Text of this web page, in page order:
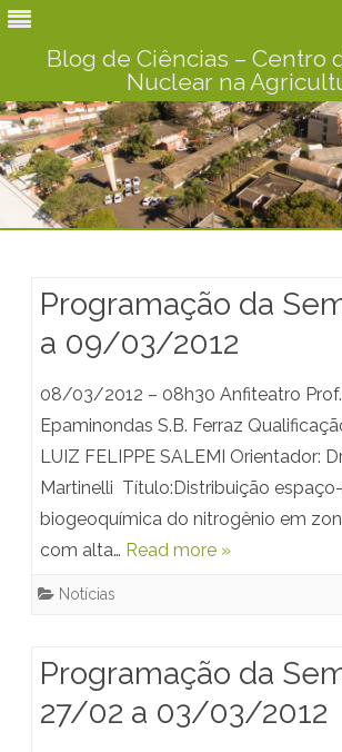
Blog de Ciências – Centro
Nuclear na
Programação da
a 09/03/2012
08/03/2012 – 08h30 Anfiteatro Prof.
Epaminondas S.B. Ferraz
LUIZ FELIPPE SALEMI Orientador:
Martinelli Título:Distribuição
biogeoquímica do nitrogênio em
com alta… Read more »
Notícias
Programação da
27/02 a 03/03/2012